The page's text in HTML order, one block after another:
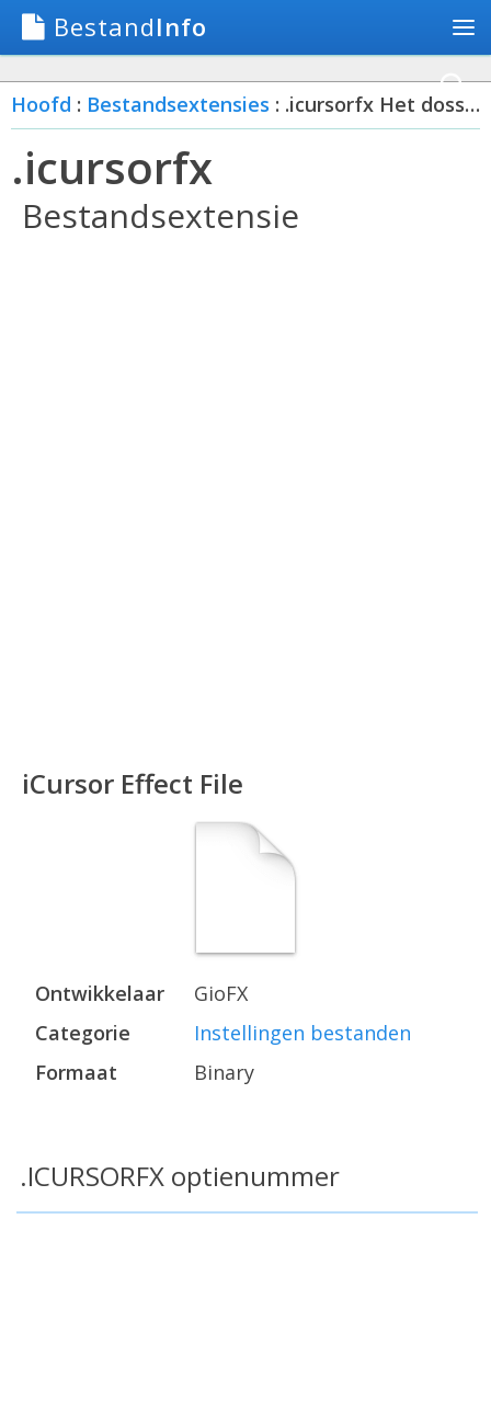
BestandInfo
Hoofd : Bestandsextensies : .icursorfx Het dossier
.icursorfx
Bestandsextensie
iCursor Effect File
Ontwikkelaar
GioFX
Categorie
Instellingen bestanden
Formaat
Binary
.ICURSORFX optienummer